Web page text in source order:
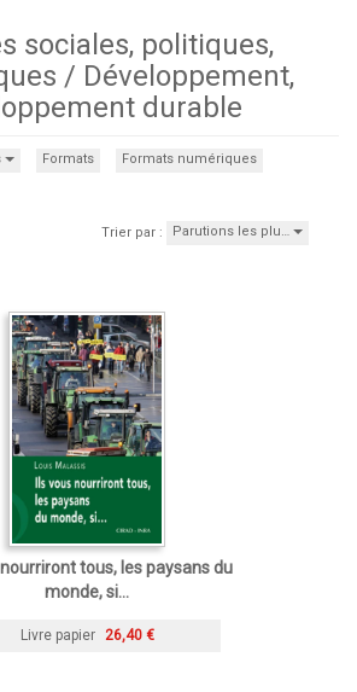
sociales, politiques,
/ Développement,
durable
Formats
Formats numériques
Trier par : Parutions les plu…
nourriront tous, les paysans du
monde, si...
Livre papier 26,40 €